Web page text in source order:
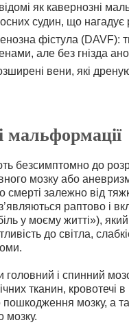
як кавернозні
судин, що нагадує
фістула
але без гнізда
вени, які
мальформації
безсимптомно до
мозку або
смерті залежно від
раптово і
у моєму житті»),
до світла,
і спинний
тканин,
пошкодження мозку, а
мозку.